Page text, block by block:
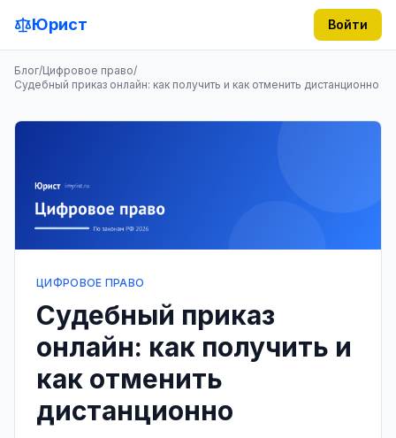
Юрист Войти
Блог/Цифровое право/
Судебный приказ онлайн: как получить и как отменить дистанционно
ЦИФРОВОЕ ПРАВО
Судебный приказ
онлайн: как получить и
как отменить
дистанционно